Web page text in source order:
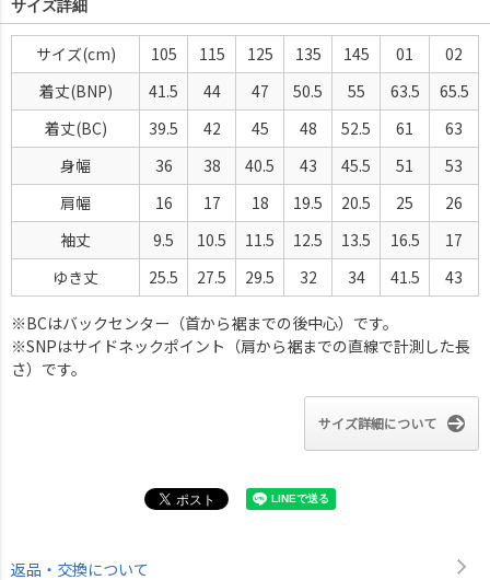
サイズ詳細
サイズ 105 115 125 135 145 01
02
着丈(BNP)
41.5 44 47 50.5 55 63.5
65.5
着丈(BC)
39.5 42 45 48 52.5 61
63
身幅
36 38 40.5 43 45.5 51
53
肩幅
16 17 18 19.5 20.5 25
26
袖丈
9.5 10.5 11.5 12.5 13.5 16.5
17
ゆき丈
25.5 27.5 29.5 32 34 41.5 43
※BCはバックセンター（首から裾までの後中心）です。
※SNPはサイドネックポイント（肩から裾までの直線で計測した長
さ）です。
サイズ詳細について
返品・交換について